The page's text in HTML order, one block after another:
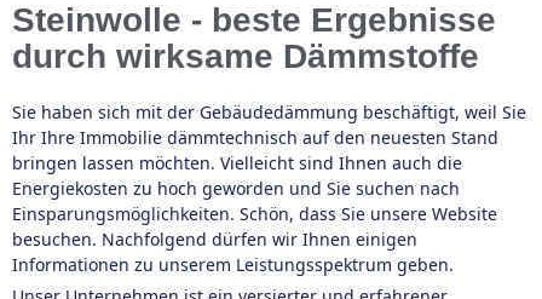
Steinwolle - beste Ergebnisse
durch wirksame Dämmstoffe
Sie haben sich mit der Gebäudedämmung beschäftigt, weil Sie
Ihr Ihre Immobilie dämmtechnisch auf den neuesten Stand
bringen lassen möchten. Vielleicht sind Ihnen auch die
Energiekosten zu hoch geworden und Sie suchen nach
Einsparungsmöglichkeiten. Schön, dass Sie unsere Website
besuchen. Nachfolgend dürfen wir Ihnen einigen
Informationen zu unserem Leistungsspektrum geben.